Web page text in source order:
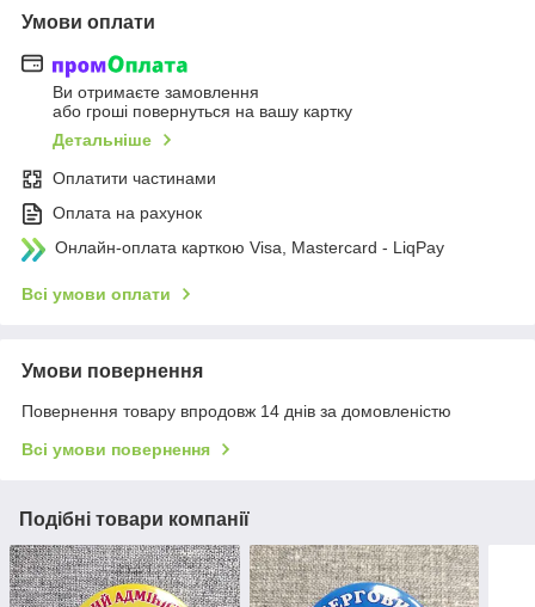
Умови оплати
Ви отримаєте замовлення
або гроші повернуться на вашу картку
Детальніше
Оплатити частинами
Оплата на рахунок
Онлайн-оплата карткою Visa, Mastercard - LiqPay
Всі умови оплати
Умови повернення
Повернення товару впродовж 14 днів за домовленістю
Всі умови повернення
Подібні товари компанії